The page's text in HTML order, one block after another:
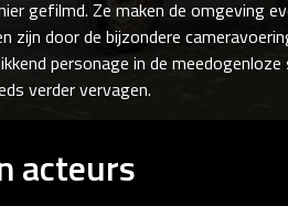
gefilmd. Ze maken de omgeving
zijn door de bijzondere
personage in de
verder vervagen.
acteurs